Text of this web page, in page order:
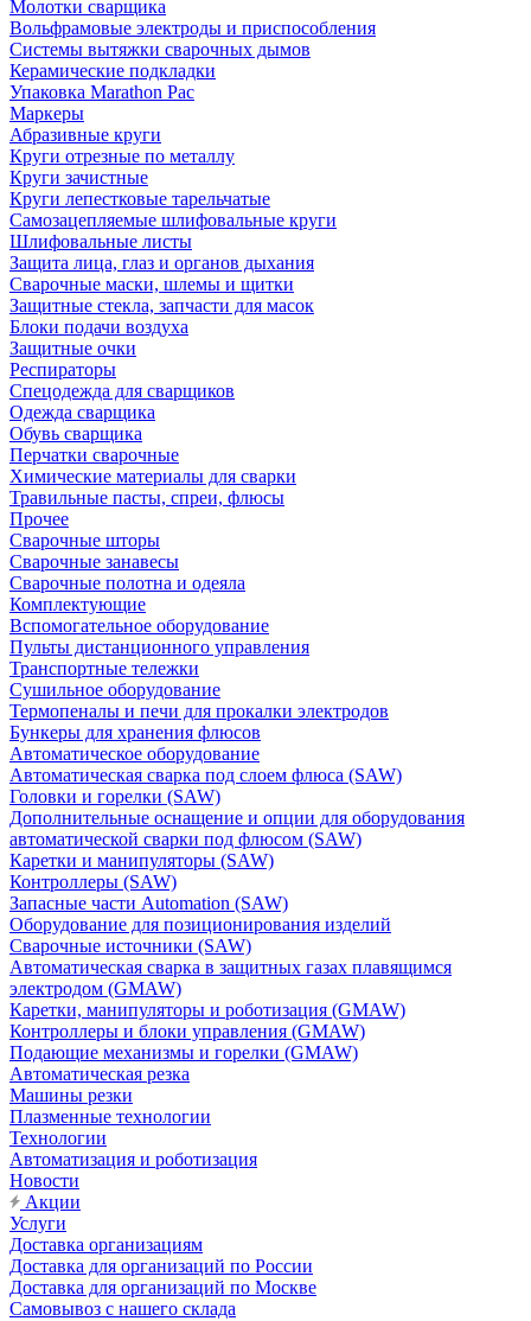
Молотки сварщика
Вольфрамовые электроды и приспособления
Системы вытяжки сварочных дымов
Керамические подкладки
Упаковка Marathon Pac
Маркеры
Абразивные круги
Круги отрезные по металлу
Круги зачистные
Круги лепестковые тарельчатые
Самозацепляемые шлифовальные круги
Шлифовальные листы
Защита лица, глаз и органов дыхания
Сварочные маски, шлемы и щитки
Защитные стекла, запчасти для масок
Блоки подачи воздуха
Защитные очки
Респираторы
Спецодежда для сварщиков
Одежда сварщика
Обувь сварщика
Перчатки сварочные
Химические материалы для сварки
Травильные пасты, спреи, флюсы
Прочее
Сварочные шторы
Сварочные занавесы
Сварочные полотна и одеяла
Комплектующие
Вспомогательное оборудование
Пульты дистанционного управления
Транспортные тележки
Сушильное оборудование
Термопеналы и печи для прокалки электродов
Бункеры для хранения флюсов
Автоматическое оборудование
Автоматическая сварка под слоем флюса (SAW)
Головки и горелки (SAW)
Дополнительные оснащение и опции для оборудования
автоматической сварки под флюсом (SAW)
Каретки и манипуляторы (SAW)
Контроллеры (SAW)
Запасные части Automation (SAW)
Оборудование для позиционирования изделий
Сварочные источники (SAW)
Автоматическая сварка в защитных газах плавящимся
электродом (GMAW)
Каретки, манипуляторы и роботизация (GMAW)
Контроллеры и блоки управления (GMAW)
Подающие механизмы и горелки (GMAW)
Автоматическая резка
Машины резки
Плазменные технологии
Технологии
Автоматизация и роботизация
Новости
Акции
Услуги
Доставка организациям
Доставка для организаций по России
Доставка для организаций по Москве
Самовывоз с нашего склада